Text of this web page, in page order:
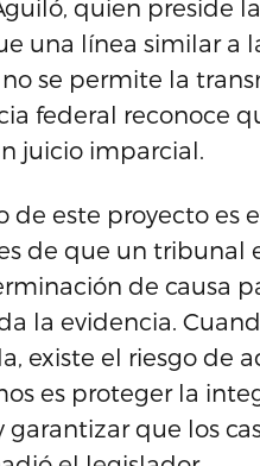
quien preside
una línea similar a
se permite la
federal reconoce
juicio imparcial.
de este proyecto
de que un tribunal
de causa
la evidencia.
existe el riesgo de
es proteger la
garantizar que los